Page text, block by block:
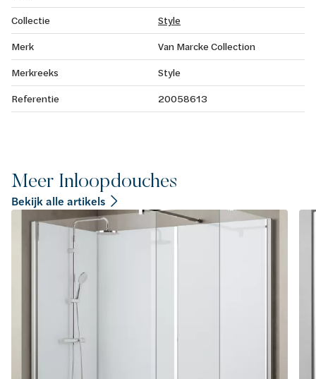
Collectie
Style
Merk
Van Marcke Collection
Merkreeks
Style
Referentie
20058613
Meer Inloopdouches
Bekijk alle artikels